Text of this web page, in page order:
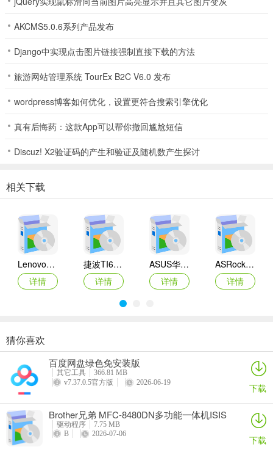
AKCMS5.0.6系列产品发布
Django中实现点击图片链接强制直接下载的方法
旅游网站管理系统 TourEx B2C V6.0 发布
wordpress博客如何优化，设置更符合搜索引擎优化
真有后悔药：这款App可以帮你撤回尴尬短信
Discuz! X2验证码的产生和验证及随机数产生探讨
相关下载
Lenovo联想 Ideapad Z465/Z565系列笔记本 声卡驱动
详情
捷波TI61AG-A主板BIOS
详情
ASUS华硕F1A55-M LX3 R2.0主板BIOS
详情
ASRock华擎IMB-A160主板BIOS
详情
奥睿科PAS3062-2E/PAS3062-2S/PAS3064-2S2E系列扩展卡驱动
详情
Canon佳能 PowerShot A310 WIA驱动
详情
AMD Mobility Radeon HD 2000/HD 3000/HD 4000/HD 5000系列移动显卡催化剂驱动
映泰Hi-Fi H77S 5.x主板BIOS
猜你喜欢
百度网盘绿色免安装版
其它工具
366.81 MB
v7.37.0.5官方版
2026-06-19 下载
Brother兄弟 MFC-8480DN多功能一体机ISIS
驱动
驱动程序
7.75 MB
B
2026-07-06 下载